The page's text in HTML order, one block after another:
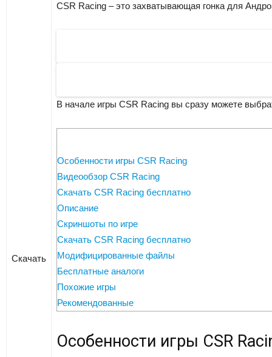
Скачать
CSR Racing – это захватывающая гонка для
В начале игры CSR Racing вы сразу можете
Особенности игры CSR Racing
Видеообзор CSR Racing
Скачать CSR Racing бесплатно
Описание
Скриншоты по игре
Скачать CSR Racing бесплатно
Модифицированные файлы
Бесплатные аналоги
Похожие игры
Рекомендованные
Особенности игры CSR